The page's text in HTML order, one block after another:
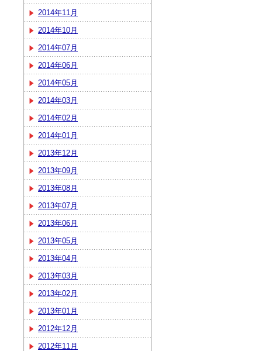
2014年11月
2014年10月
2014年07月
2014年06月
2014年05月
2014年03月
2014年02月
2014年01月
2013年12月
2013年09月
2013年08月
2013年07月
2013年06月
2013年05月
2013年04月
2013年03月
2013年02月
2013年01月
2012年12月
2012年11月